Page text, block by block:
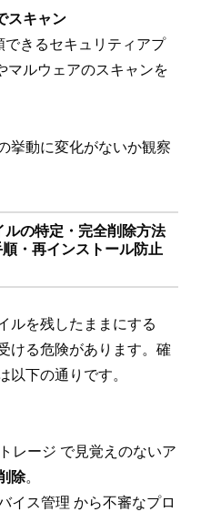
スキャン
できるセキュリティアプ
マルウェアのスキャンを
挙動に変化がないか観察
の特定・完全削除方法
・再インストール防止
ルを残したままにする
ける危険があります。確
以下の通りです。
レージ で見覚えのないア
除。
イス管理 から不審なプロ